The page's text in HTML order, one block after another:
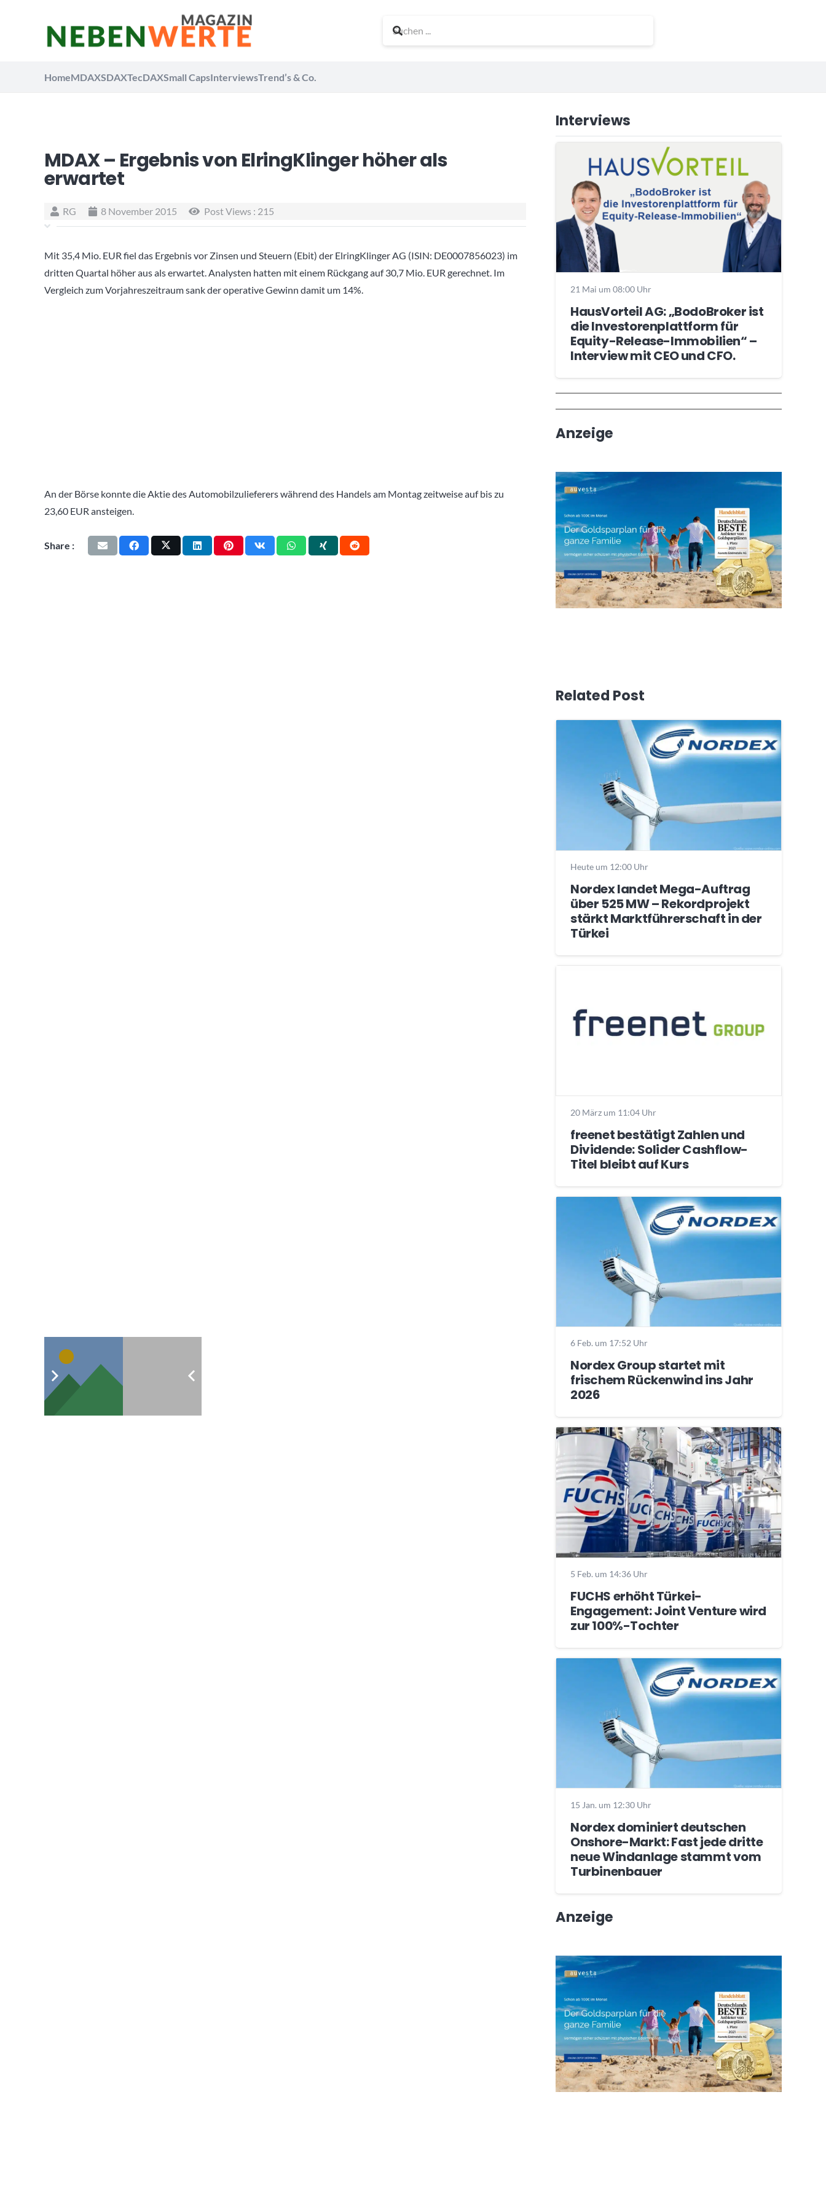
HomeMDAXSDAXTecDAXSmall CapsInterviewsTrend’s & Co.
MDAX – Ergebnis von ElringKlinger höher als
erwartet
RG 8 November 2015 Post Views : 215
Mit 35,4 Mio. EUR fiel das Ergebnis vor Zinsen und Steuern (Ebit) der ElringKlinger AG (ISIN: DE0007856023) im
dritten Quartal höher aus als erwartet. Analysten hatten mit einem Rückgang auf 30,7 Mio. EUR gerechnet. Im
Vergleich zum Vorjahreszeitraum sank der operative Gewinn damit um 14%.
An der Börse konnte die Aktie des Automobilzulieferers während des Handels am Montag zeitweise auf bis zu
23,60 EUR ansteigen.
Share :
Interviews
21 Mai um 08:00 Uhr
HausVorteil AG: „BodoBroker ist
die Investorenplattform für
Equity-Release-Immobilien“ –
Interview mit CEO und CFO.
Wochenrückblick
Trendthemen
Anzeige
Related Post
Heute um 12:00 Uhr
Nordex landet Mega-Auftrag
über 525 MW – Rekordprojekt
stärkt Marktführerschaft in der
Türkei
20 März um 11:04 Uhr
freenet bestätigt Zahlen und
Dividende: Solider Cashflow-
Titel bleibt auf Kurs
6 Feb. um 17:52 Uhr
Nordex Group startet mit
frischem Rückenwind ins Jahr
2026
5 Feb. um 14:36 Uhr
FUCHS erhöht Türkei-
Engagement: Joint Venture wird
zur 100%-Tochter
15 Jan. um 12:30 Uhr
Nordex dominiert deutschen
Onshore-Markt: Fast jede dritte
neue Windanlage stammt vom
Turbinenbauer
Anzeige